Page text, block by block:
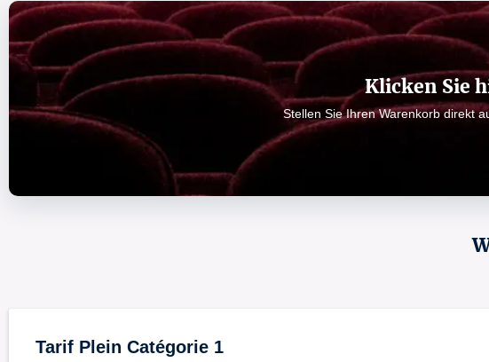
Klicken Sie
Stellen Sie Ihren Warenkorb direkt
Tarif Plein Catégorie 1